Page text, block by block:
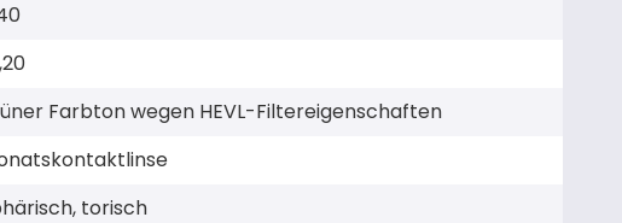
Farbton wegen HEVL-Filtereigenschaften
, torisch